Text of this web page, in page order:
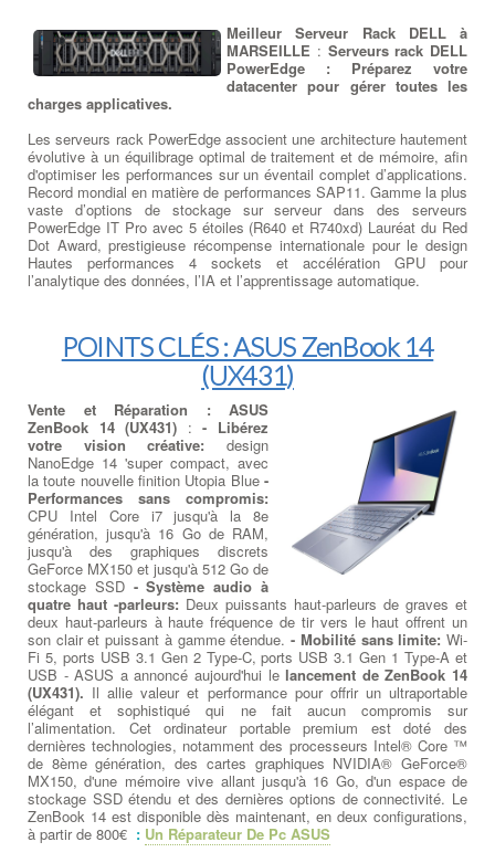
Meilleur Serveur Rack DELL à
MARSEILLE : Serveurs rack DELL
PowerEdge : Préparez votre
datacenter pour gérer toutes les
charges applicatives.
Les serveurs rack PowerEdge associent une architecture hautement
évolutive à un équilibrage optimal de traitement et de mémoire, afin
d'optimiser les performances sur un éventail complet d’applications.
Record mondial en matière de performances SAP11. Gamme la plus
vaste d’options de stockage sur serveur dans des serveurs
PowerEdge IT Pro avec 5 étoiles (R640 et R740xd) Lauréat du Red
Dot Award, prestigieuse récompense internationale pour le design
Hautes performances 4 sockets et accélération GPU pour
l’analytique des données, l’IA et l’apprentissage automatique.
POINTS CLÉS : ASUS ZenBook 14
(UX431)
Vente et Réparation : ASUS
ZenBook 14 (UX431) :- Libérez
votre vision créative: design
NanoEdge 14 'super compact, avec
la toute nouvelle finition Utopia Blue -
Performances sans compromis:
CPU Intel Core i7 jusqu'à la 8e
génération, jusqu'à 16 Go de RAM,
jusqu'à des graphiques discrets
GeForce MX150 et jusqu'à 512 Go de
stockage SSD - Système audio à
quatre haut -parleurs: Deux puissants haut-parleurs de graves et
deux haut-parleurs à haute fréquence de tir vers le haut offrent un
son clair et puissant à gamme étendue.- Mobilité sans limite: Wi-
Fi 5, ports USB 3.1 Gen 2 Type-C, ports USB 3.1 Gen 1 Type-A et
USB - ASUS a annoncé aujourd'hui le lancement de ZenBook 14
(UX431). Il allie valeur et performance pour offrir un ultraportable
élégant et sophistiqué qui ne fait aucun compromis sur
l’alimentation. Cet ordinateur portable premium est doté des
dernières technologies, notamment des processeurs Intel® Core ™
de 8ème génération, des cartes graphiques NVIDIA® GeForce®
MX150, d'une mémoire vive allant jusqu'à 16 Go, d'un espace de
stockage SSD étendu et des dernières options de connectivité. Le
ZenBook 14 est disponible dès maintenant, en deux configurations,
à partir de 800€ : Un Réparateur De Pc ASUS